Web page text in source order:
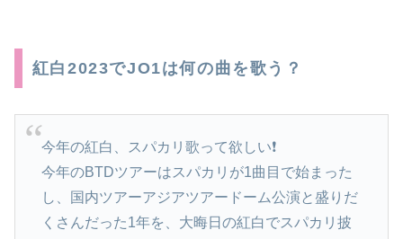
紅白2023でJO1は何の曲を歌う？
今年の紅白、スパカリ歌って欲しい❗️
今年のBTDツアーはスパカリが1曲目で始まった
し、国内ツアーアジアツアードーム公演と盛りだ
くさんだった1年を、大晦日の紅白でスパカリ披